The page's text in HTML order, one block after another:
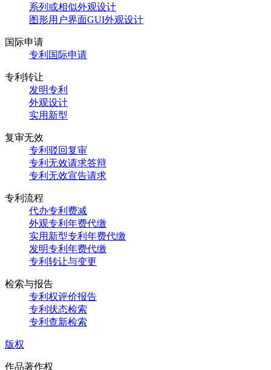
系列或相似外观设计
图形用户界面GUI外观设计
国际申请
专利国际申请
专利转让
发明专利
外观设计
实用新型
复审无效
专利驳回复审
专利无效请求答辩
专利无效宣告请求
专利流程
代办专利费减
外观专利年费代缴
实用新型专利年费代缴
发明专利年费代缴
专利转让与变更
检索与报告
专利权评价报告
专利状态检索
专利查新检索
版权
作品著作权